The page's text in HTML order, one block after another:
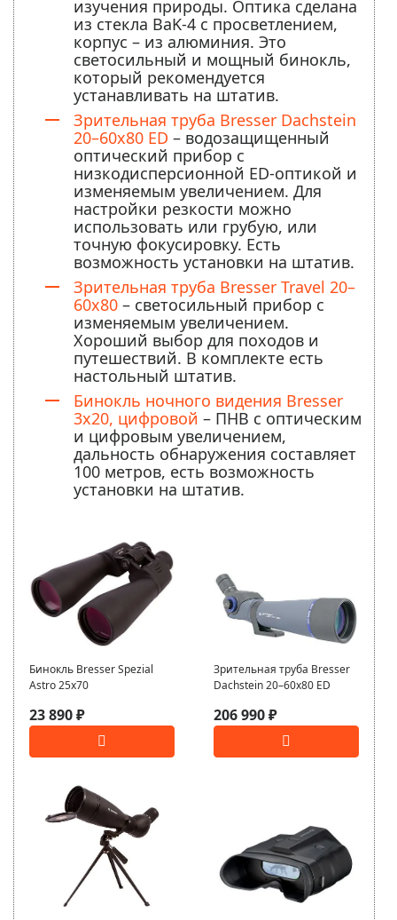
изучения природы. Оптика сделана
из стекла BaK-4 с просветлением,
корпус – из алюминия. Это
светосильный и мощный бинокль,
который рекомендуется
устанавливать на штатив.
Зрительная труба Bresser Dachstein
20–60x80 ED – водозащищенный
оптический прибор с
низкодисперсионной ED-оптикой и
изменяемым увеличением. Для
настройки резкости можно
использовать или грубую, или
точную фокусировку. Есть
возможность установки на штатив.
Зрительная труба Bresser Travel 20–
60x80 – светосильный прибор с
изменяемым увеличением.
Хороший выбор для походов и
путешествий. В комплекте есть
настольный штатив.
Бинокль ночного видения Bresser
3x20, цифровой – ПНВ с оптическим
и цифровым увеличением,
дальность обнаружения составляет
100 метров, есть возможность
установки на штатив.
Бинокль Bresser Spezial
Astro 25x70
23 890 ₽
Зрительная труба Bresser
Dachstein 20–60x80 ED
206 990 ₽